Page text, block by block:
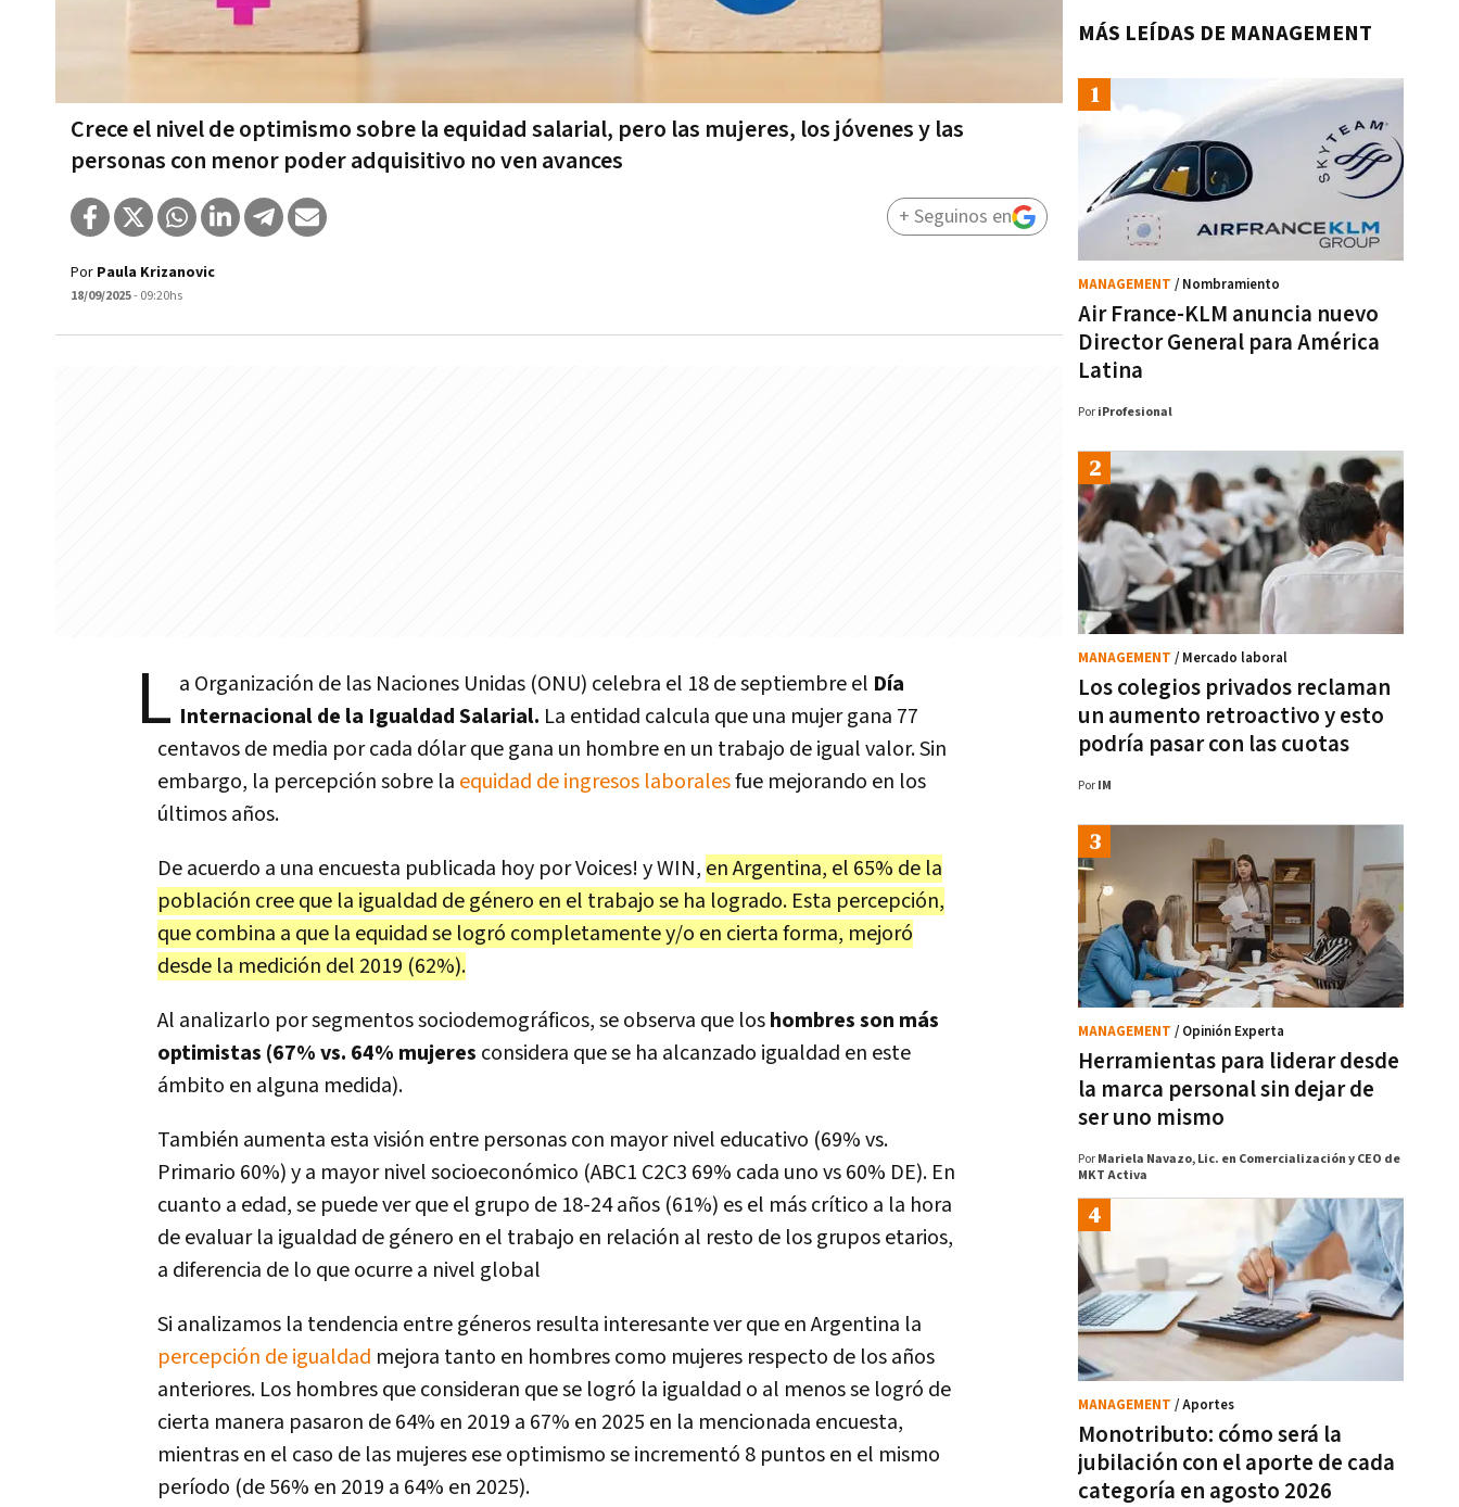
Crece el nivel de optimismo sobre la equidad salarial, pero las mujeres, los jóvenes y las
personas con menor poder adquisitivo no ven avances
Por Paula Krizanovic
18/09/2025- 09:20hs
+ Seguinos en
L a Organización de las Naciones Unidas (ONU) celebra el 18 de septiembre el Día
Internacional de la Igualdad Salarial. La entidad calcula que una mujer gana 77
centavos de media por cada dólar que gana un hombre en un trabajo de igual valor. Sin
embargo, la percepción sobre la equidad de ingresos laboralesfue mejorando en los
últimos años.
De acuerdo a una encuesta publicada hoy por Voices! y WIN, en Argentina, el 65% de la
población cree que la igualdad de género en el trabajo se ha logrado. Esta percepción,
que combina a que la equidad se logró completamente y/o en cierta forma, mejoró
desde la medición del 2019 (62%).
Al analizarlo por segmentos sociodemográficos, se observa que loshombres son más
optimistas (67% vs. 64% mujeres considera que se ha alcanzado igualdad en este
ámbito en alguna medida).
También aumenta esta visión entre personas con mayor nivel educativo (69% vs.
Primario 60%) y a mayor nivel socioeconómico (ABC1 C2C3 69% cada uno vs 60% DE). En
cuanto a edad, se puede ver que el grupo de 18-24 años (61%) es el más crítico a la hora
de evaluar la igualdad de género en el trabajo en relación al resto de los grupos etarios,
a diferencia de lo que ocurre a nivel global
Si analizamos la tendencia entre géneros resulta interesante ver que en Argentina la
percepción de igualdad mejora tanto en hombres como mujeres respecto de los años
anteriores. Los hombres que consideran que se logró la igualdad o al menos se logró de
cierta manera pasaron de 64% en 2019 a 67% en 2025 en la mencionada encuesta,
mientras en el caso de las mujeres ese optimismo se incrementó 8 puntos en el mismo
período (de 56% en 2019 a 64% en 2025).
MÁS LEÍDAS DE MANAGEMENT
Air France-KLM anuncia nuevo
Director General para América
Latina
MANAGEMENT / Nombramiento
Por iProfesional
Los colegios privados reclaman
un aumento retroactivo y esto
podría pasar con las cuotas
MANAGEMENT / Mercado laboral
Por IM
Herramientas para liderar desde
la marca personal sin dejar de
ser uno mismo
MANAGEMENT / Opinión Experta
Por Mariela Navazo, Lic. en Comercialización y CEO de
MKT Activa
Monotributo: cómo será la
jubilación con el aporte de cada
categoría en agosto 2026
MANAGEMENT / Aportes